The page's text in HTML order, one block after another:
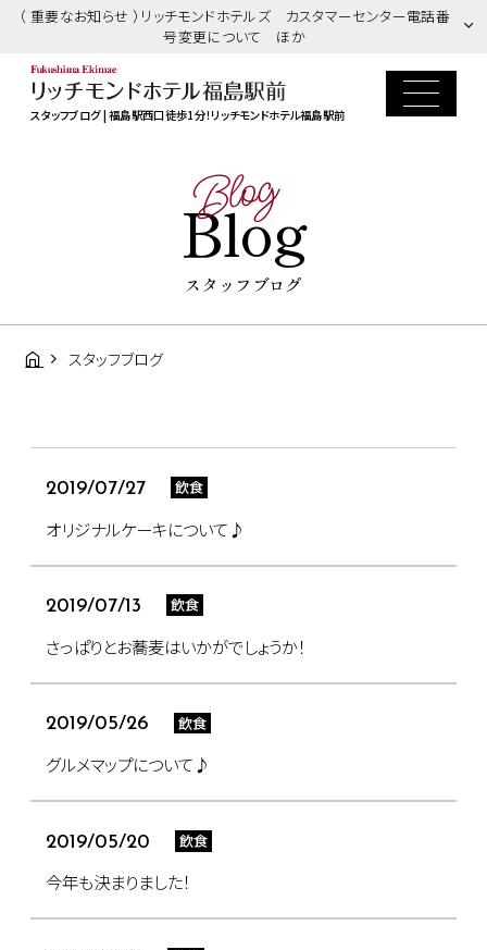
（ 重要なお知らせ ）リッチモンドホテルズ カスタマーセンター電話番
号変更について ほか
スタッフブログ | 福島駅西口徒歩1分！リッチモンドホテル福島駅前
Blog
Blog
スタッフブログ
スタッフブログ
2019/07/27 飲食
オリジナルケーキについて♪
2019/07/13 飲食
さっぱりとお蕎麦はいかがでしょうか！
2019/05/26 飲食
グルメマップについて♪
2019/05/20 飲食
今年も決まりました！